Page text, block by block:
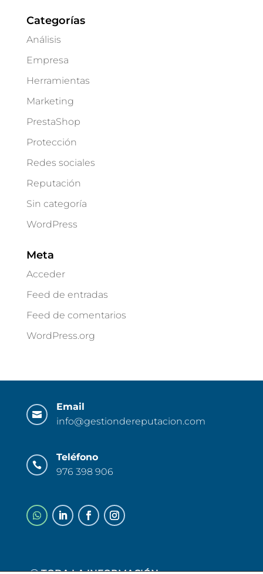
Categorías
Análisis
Empresa
Herramientas
Marketing
PrestaShop
Protección
Redes sociales
Reputación
Sin categoría
WordPress
Meta
Acceder
Feed de entradas
Feed de comentarios
WordPress.org

Email
info@gestiondereputacion.com

Teléfono
976 398 906